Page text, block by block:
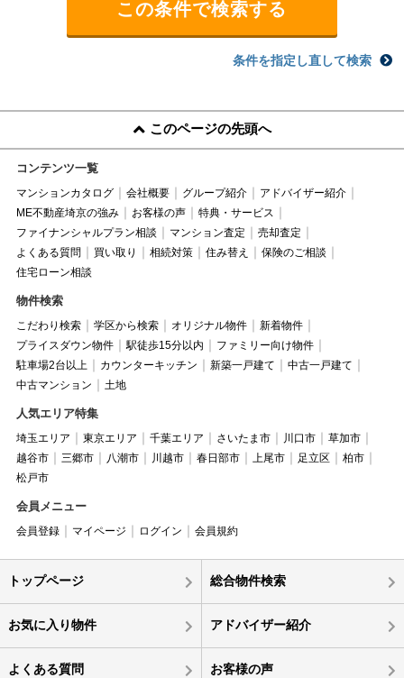
条件を指定し直して検索
このページの先頭へ
コンテンツ一覧
マンションカタログ 会社概要 グループ紹介
アドバイザー紹介
ME不動産埼京の強み
お客様の声
特典・サービス
ファイナンシャルプラン相談
マンション査定
売却査定
よくある質問
買い取り 相続対策 住み替え
保険のご相談
住宅ローン相談
物件検索
こだわり検索 学区から検索 オリジナル物件
新着物件
プライスダウン物件
駅徒歩15分以内
ファミリー向け物件
駐車場2台以上
カウンターキッチン 新築一戸建て
中古一戸建て
中古マンション
土地
人気エリア特集
埼玉エリア 東京エリア 千葉エリア さいたま市 川口市
草加市
越谷市
三郷市 八潮市 川越市 春日部市 上尾市 足立区
柏市
松戸市
会員メニュー
会員登録 マイページ ログイン 会員規約
トップページ 総合物件検索
お気に入り物件 アドバイザー紹介
よくある質問 お客様の声